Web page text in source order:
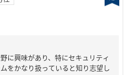
に興味があり、特にセキュリティ
をかなり扱っていると知り志望し